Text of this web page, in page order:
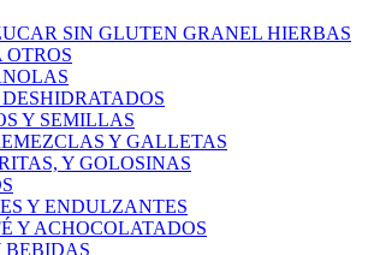
SIN GLUTEN GRANEL HIERBAS
OTROS
Y SEMILLAS
Y GALLETAS
Y GOLOSINAS
Y ENDULZANTES
Y ACHOCOLATADOS
BEBIDAS